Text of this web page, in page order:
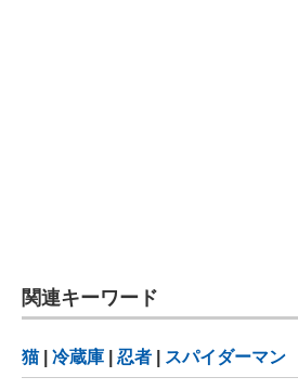
関連キーワード
猫| 冷蔵庫 忍者 スパイダーマン